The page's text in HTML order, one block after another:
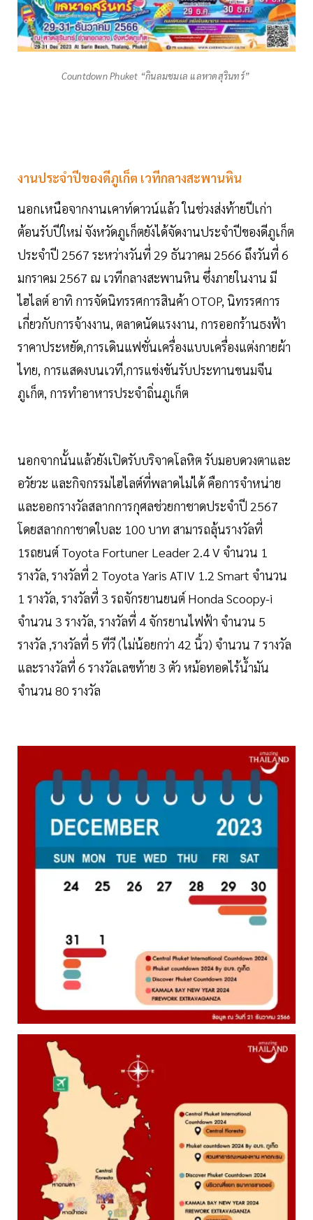
Countdown Phuket “กินลมชมเล แลหาดสุรินทร์”
งานประจำปีของดีภูเก็ต เวทีกลางสะพานหิน
นอกเหนือจากงานเคาท์ดาวน์แล้ว ในช่วงส่งท้ายปีเก่า
ต้อนรับปีใหม่ จังหวัดภูเก็ตยังได้จัดงานประจำปีของดีภูเก็ต
ประจำปี 2567 ระหว่างวันที่ 29 ธันวาคม 2566 ถึงวันที่ 6
มกราคม 2567 ณ เวทีกลางสะพานหิน ซึ่งภายในงาน มี
ไฮไลต์ อาทิ การจัดนิทรรศการสินค้า OTOP, นิทรรศการ
เกี่ยวกับการจ้างงาน, ตลาดนัดแรงงาน, การออกร้านธงฟ้า
ราคาประหยัด,การเดินแฟชั่นเครื่องแบบเครื่องแต่งกายผ้า
ไทย, การแสดงบนเวที,การแข่งขันรับประทานขนมจีน
ภูเก็ต, การทำอาหารประจำถิ่นภูเก็ต
นอกจากนั้นแล้วยังเปิดรับบริจาคโลหิต รับมอบดวงตาและ
อวัยวะ และกิจกรรมไฮไลต์ที่พลาดไม่ได้ คือการจำหน่าย
และออกรางวัลสลากการกุศลช่วยกาชาดประจำปี 2567
โดยสลากกาชาดใบละ 100 บาท สามารถลุ้นรางวัลที่
1รถยนต์ Toyota Fortuner Leader 2.4 V จำนวน 1
รางวัล, รางวัลที่ 2 Toyota Yaris ATIV 1.2 Smart จำนวน
1 รางวัล, รางวัลที่ 3 รถจักรยานยนต์ Honda Scoopy-i
จำนวน 3 รางวัล, รางวัลที่ 4 จักรยานไฟฟ้า จำนวน 5
รางวัล ,รางวัลที่ 5 ทีวี (ไม่น้อยกว่า 42 นิ้ว) จำนวน 7 รางวัล
และรางวัลที่ 6 รางวัลเลขท้าย 3 ตัว หม้อทอดไร้น้ำมัน
จำนวน 80 รางวัล